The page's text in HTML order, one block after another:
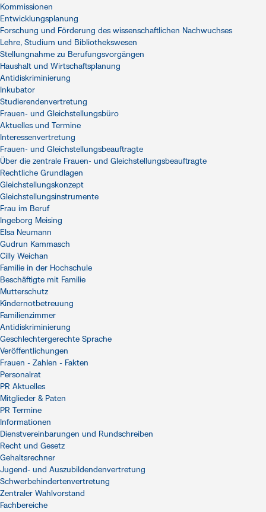
Kommissionen
Entwicklungsplanung
Forschung und Förderung des wissenschaftlichen Nachwuchses
Lehre, Studium und Bibliothekswesen
Stellungnahme zu Berufungsvorgängen
Haushalt und Wirtschaftsplanung
Antidiskriminierung
Inkubator
Studierendenvertretung
Frauen- und Gleichstellungsbüro
Aktuelles und Termine
Interessenvertretung
Frauen- und Gleichstellungsbeauftragte
Über die zentrale Frauen- und Gleichstellungsbeauftragte
Rechtliche Grundlagen
Gleichstellungskonzept
Gleichstellungsinstrumente
Frau im Beruf
Ingeborg Meising
Elsa Neumann
Gudrun Kammasch
Cilly Weichan
Familie in der Hochschule
Beschäftigte mit Familie
Mutterschutz
Kindernotbetreuung
Familienzimmer
Antidiskriminierung
Geschlechtergerechte Sprache
Veröffentlichungen
Frauen - Zahlen - Fakten
Personalrat
PR Aktuelles
Mitglieder & Paten
PR Termine
Informationen
Dienstvereinbarungen und Rundschreiben
Recht und Gesetz
Gehaltsrechner
Jugend- und Auszubildendenvertretung
Schwerbehindertenvertretung
Zentraler Wahlvorstand
Fachbereiche